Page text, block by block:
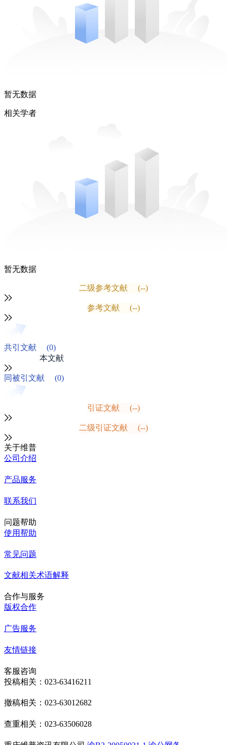
暂无数据
相关学者
暂无数据
二级参考文献 (--)
参考文献 (--)
共引文献
(0)
本文献
同被引文献 (0)
引证文献 (--)
二级引证文献 (--)
关于维普
公司介绍
产品服务
联系我们
问题帮助
使用帮助
常见问题
文献相关术语解释
合作与服务
版权合作
广告服务
友情链接
客服咨询
投稿相关：023-63416211
撤稿相关：023-63012682
查重相关：023-63506028